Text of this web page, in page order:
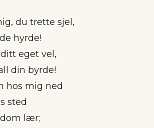
du trette sjel,
hyrde!
eget vel,
din byrde!
hos mig ned
sted
lær;